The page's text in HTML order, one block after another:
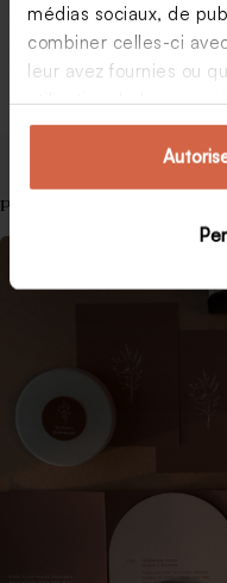
médias sociaux, de
combiner celles-ci
leur avez fournies ou
utilisation de leurs
Comment faire demande
Mariage à l’église sans
Organiser une
Publications similaires